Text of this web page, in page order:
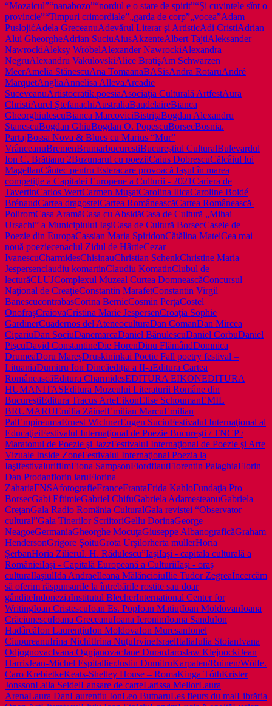
festivaluri
de
poezie
prin
România
“Mozaicul”“nanabozo”“nordul e o stare de spirit”“Şi cuvintele sînt o
provincie”“Timpuri crimordiale”„garda de corp”„vocea”Adam
PuslojićAdela GreceanuAdevărul Literar şi ArtisticAdi CristiAdrian
Alui GheorgheAdrian SuciuAiusAkzenteAlbert TajtiAleksander
NawrockiAleksy WróbelAlexander NawrockiAlexandra
NegruAlexandru VakulovskiAlice BratişAm Schwarzen
MeerAmelia StănescuAna TomaanaBASisAndra RotaruAndré
MarquetAngliaAnnelisa AllevaArcadie
SuceveanuArtistocratik.poesiaAsociaţia Culturală ArtfestAura
ChristiAurel ŞtefanachiAustraliaBaudelaireBianca
GheorghiulescuBianca MarcoviciBistriţaBogdan Alexandru
StanescuBogdan GhiuBogdan O. PopescuBorsecBosnia.
PartajBossa Nova & Blues cu Marius “Mur”
VrânceanuBremenBrumarbucurestiBucureştiul CulturalBulevardul
Ion C. Brătianu 2Buzunarul cu poeziiCaius DobrescuCălcâiul lui
MagellanCântec pentru Esteracare provoacă Iaşul în marea
competiţie a Capitalei Europene a Culturii - 2021Cariera de
TavertinCarlos WertCarmen MuşatCarolina IlicaCaroline Boidé
BrénaudCartea dragosteiCartea RomâneascăCartea Românească-
PoliromCasa AramăCasa cu AbsidăCasa de Cultură „Mihai
Ursachi” a Municipiului IaşiCasa de Cultură BorsecCasele de
Poezie din EuropaCassian Maria SpiridonCătălina MateiCea mai
nouă poeziecenaclul Zidul de HârtieCezar
IvanescuCharmidesChisinauChristian SchenkChristine Maria
Jespersenclaudiu komartinClaudiu KomatinClubul de
lecturăCLUJComplexul Muzeal Curtea DomneascăConcursul
Naţional de CreaţieConstantin MarafetConstantin Virgil
BanescucontrabasCorina BernicCosmin PerţaCostel
OnofraşCraiovaCristina Marie JespersenCroaţia Sophie
GardinerCuadernos del AteneoculturaDan ComanDan Mircea
CipariuDan SociuDanemarcaDaniel BănulescuDaniel CorbuDaniel
PişcuDavid ConstantineDie HorenDinu FlămândDomnica
DrumeaDoru MareşDruskininkai Poetic Fall poetry festival –
LituaniaDumitru Ion Dincăediţia a II-aEditura Cartea
RomâneascăEditura CharmidesEDITURA EIKONEDITURA
HUMANITASEditura Muzeului Literaturii Române din
BucureştiEditura Tracus ArteEikonElise SchoumanEMIL
BRUMARUEmilia ZăinelEmilian MarcuEmilian
PalEmpireumaErnest WichnerEugen SuciuFestivalul Internaţional al
EducaţieiFestivalul Internaţional de Poezie Bucureşti / TNCP /
Maratonul de Poezie şi JazzFestivalul Internaţional de Poezie şi Arte
Vizuale Inside ZoneFestivalul Internaţional Poezia la
IaşifestivalurifilmFiona SampsonFiordflautFlorentin PalaghiaFlorin
Dan Prodanflorin iaruFlorina
ZahariaFNSAfotografieFranceFrantaFrida KahloFundaţia Pro
BorsecGabi EftimieGabriel ChifuGabriela AdamesteanuGabriela
CreţanGala Radio România CulturalGala revistei “Observator
cultural”Gala Tinerilor ScriitoriGellu DorinaGeorge
NeagoeGermaniaGheorghe MocuţaGiuseppe AlbanograficăGraham
HendersonGrigore ŞoituGrota Urşilorherta mullerHoria
ȘerbanHoria ZilieruI. H. Rădulescu”IaşiIaşi - capitala culturală a
RomânieiIaşi - Capitală Europeană a CulturiiIaşi - oraş
culturalIaşiulIda AndraeIleana MălăncioiuIlie Tudor ZegreaÎncercăm
să oferim răspunsurile la întrebările rostite sau doar
gânditeIndoneziaInstitutul BlecherInternational Center for
WritingIoan CristescuIoan Es. PopIoan MatiuţIoan MoldovanIoana
CrăciunescuIoana GreceanuIoana IeronimIoana SanduIon
HadârcăIon LaurenţiuIon MoldovaIon MuresanIonel
CiupureanuIrina NichitIrina NuţuIrvineIsraelItaliaIulia StoianIvana
OdjognovacIvana OgnjanovacJane DuranJaroslaw KlejnockiJean
HarrisJean-Michel EspitallierJustin DumitruKarpaten/Ruinen/Wölfe.
Caro KrebietkeKeats-Shelley House – RomaKinga TóthKrister
JonssonLaila SeidelLansare de carteLarissa MellorLaura
ArenaLaura DanLaurentiu IonLeo ButnaruLes fleurs du malLibrăria